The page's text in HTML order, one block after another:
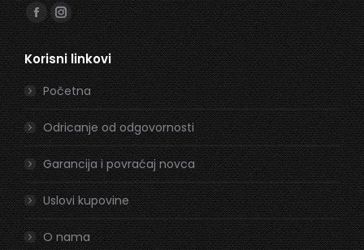
Find us on:
Facebook
page
opens
in
new
window
Instagram
page
opens
in
new
window
Korisni linkovi
Početna
Odricanje od odgovornosti
Garancija i povraćaj novca
Uslovi kupovine
O nama